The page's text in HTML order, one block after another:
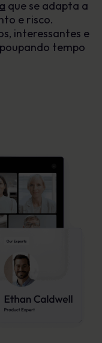
que se adapta a
e risco.
interessantes e
tempo